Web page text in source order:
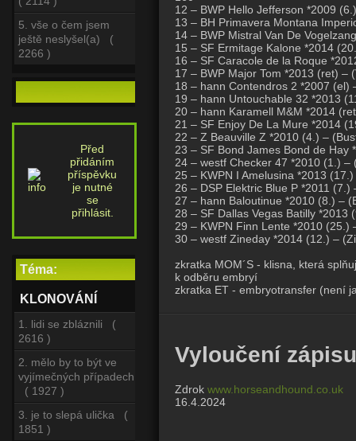
5. vše o čem jsem
ještě neslyšel(a) (
2266 )
Před
přidáním
příspěvku
je nutné
se
přihlásit.
Téma:
KLONOVÁNÍ
1. lidi se zbláznili (
2616 )
2. mělo by to být ve
vyjímečných případech
( 1927 )
3. je to slepá ulička (
1851 )
12 – BWP Hello Jefferson *2009
13 – BH Primavera Montana
14 – BWP Mistral Van De
15 – SF Ermitage Kalone *2014
16 – SF Caracole de la Roque
17 – BWP Major Tom *2013 (ret)
18 – hann Contendros 2 *2007
19 – hann Untouchable 32 *2013
20 – hann Karamell M&M *2014
21 – SF Enjoy De La Mure *2014
22 – Z Beauville Z *2010 (4.) –
23 – SF Bond James Bond de
24 – westf Checker 47 *2010 (1.)
25 – KWPN I Amelusina *2013
26 – DSP Elektric Blue P *2011
27 – hann Baloutinue *2010 (8.) –
28 – SF Dallas Vegas Batilly
29 – KWPN Finn Lente *2010
30 – westf Zineday *2014 (12.) –
zkratka MOM´S - klisna, která
k odběru embryí
zkratka ET - embryotransfer (není
Vyloučení
Zdrok www.horseandhound.co.uk
16.4.2024